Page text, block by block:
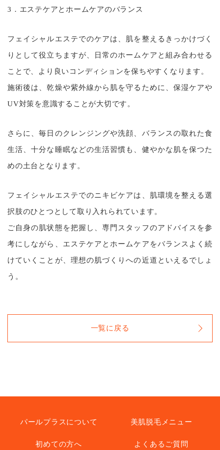
3．エステケアとホームケアのバランス
フェイシャルエステでのケアは、肌を整えるきっかけづく
りとして役立ちますが、日常のホームケアと組み合わせる
ことで、より良いコンディションを保ちやすくなります。
施術後は、乾燥や紫外線から肌を守るために、保湿ケアや
UV対策を意識することが大切です。
さらに、毎日のクレンジングや洗顔、バランスの取れた食
生活、十分な睡眠などの生活習慣も、健やかな肌を保つた
めの土台となります。
フェイシャルエステでのニキビケアは、肌環境を整える選
択肢のひとつとして取り入れられています。
ご自身の肌状態を把握し、専門スタッフのアドバイスを参
考にしながら、エステケアとホームケアをバランスよく続
けていくことが、理想の肌づくりへの近道といえるでしょ
う。
一覧に戻る
パールプラスについて 美肌脱毛メニュー
初めての方へ よくあるご質問